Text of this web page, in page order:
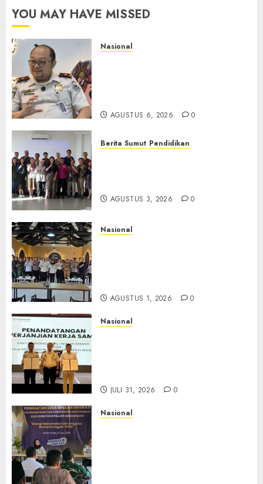
YOU MAY HAVE MISSED
Nasional
AGUSTUS 6, 2026 0
Berita Sumut Pendidikan
AGUSTUS 3, 2026 0
Nasional
AGUSTUS 1, 2026 0
Nasional
JULI 31, 2026 0
Nasional